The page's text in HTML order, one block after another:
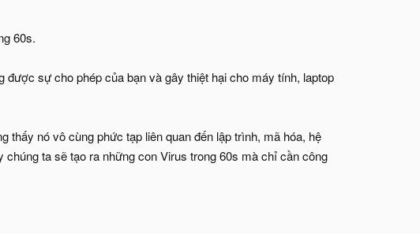
60s.
sự cho phép của bạn và gây thiệt hại cho máy tính, laptop
thấy nó vô cùng phức tạp liên quan đến lập trình, mã hóa, hệ
ta sẽ tạo ra những con Virus trong 60s mà chỉ cần công